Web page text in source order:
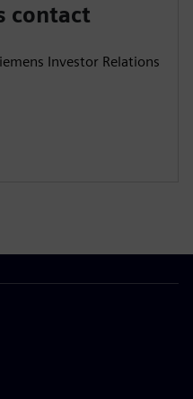
contact
Investor Relations